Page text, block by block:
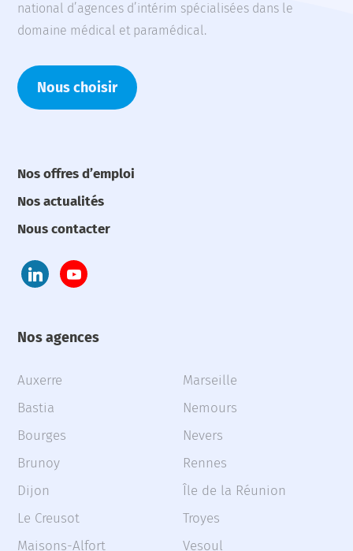
national d’agences d’intérim spécialisées dans le
domaine médical et paramédical.
Nous choisir
Nos offres d’emploi
Nos actualités
Nous contacter
Nos agences
Auxerre
Bastia
Bourges
Brunoy
Dijon
Le Creusot
Maisons-Alfort
Marseille
Nemours
Nevers
Rennes
Île de la Réunion
Troyes
Vesoul